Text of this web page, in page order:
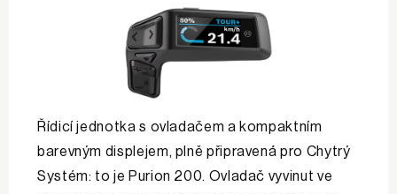
Řídicí jednotka s ovladačem a kompaktním
barevným displejem, plně připravená pro Chytrý
Systém: to je Purion 200. Ovladač vyvinut ve